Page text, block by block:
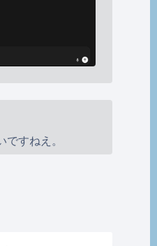
ですねえ。